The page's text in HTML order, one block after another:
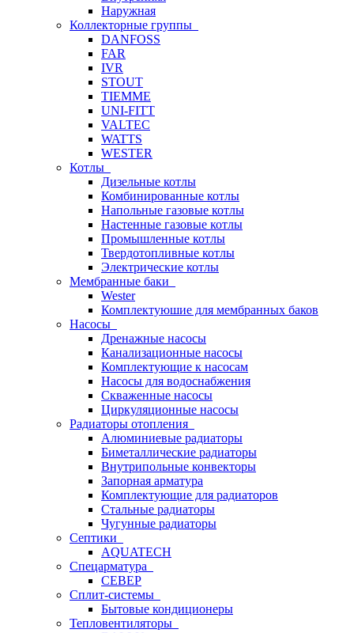
Наружная
Коллекторные группы
DANFOSS
FAR
IVR
STOUT
TIEMME
UNI-FITT
VALTEC
WATTS
WESTER
Котлы
Дизельные котлы
Комбинированные котлы
Напольные газовые котлы
Настенные газовые котлы
Промышленные котлы
Твердотопливные котлы
Электрические котлы
Мембранные баки
Wester
Комплектуюшие для мембранных баков
Насосы
Дренажные насосы
Канализационные насосы
Комплектующие к насосам
Насосы для водоснабжения
Скваженные насосы
Циркуляционные насосы
Радиаторы отопления
Алюминиевые радиаторы
Биметаллические радиаторы
Внутрипольные конвекторы
Запорная арматура
Комплектующие для радиаторов
Стальные радиаторы
Чугунные радиаторы
Септики
AQUATECH
Спецарматура
СЕВЕР
Сплит-системы
Бытовые кондиционеры
Тепловентиляторы